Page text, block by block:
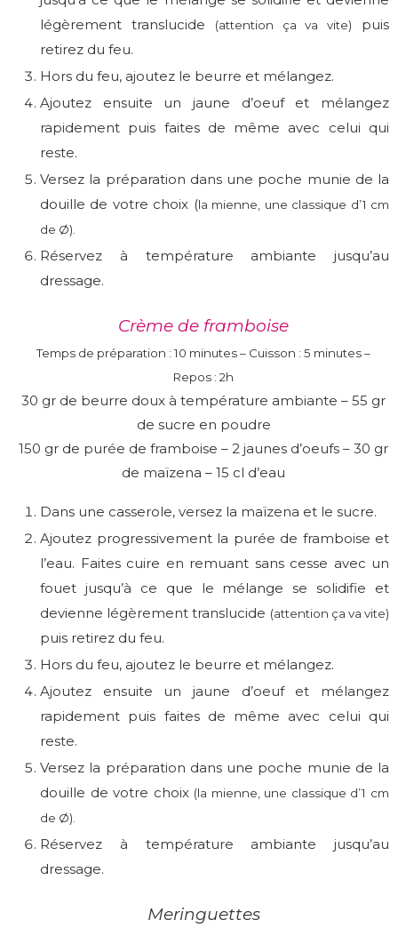
légèrement translucide
(attention ça va vite)
puis
retirez du feu.
Hors du feu, ajoutez le beurre et mélangez.
Ajoutez ensuite un jaune d’oeuf et mélangez
rapidement puis faites de même avec celui qui
reste.
Versez la préparation dans une poche munie de la
douille de votre choix (la mienne, une classique d’1 cm
de Ø).
Réservez à température ambiante jusqu’au
dressage.
Crème de framboise
Temps de préparation : 10 minutes – Cuisson : 5 minutes –
Repos : 2h
30 gr de beurre doux à température ambiante – 55 gr
de sucre en poudre
150 gr de purée de framboise – 2 jaunes d’oeufs – 30 gr
de maïzena – 15 cl d’eau
Dans une casserole, versez la maïzena et le sucre.
Ajoutez progressivement la purée de framboise et
l’eau. Faites cuire en remuant sans cesse avec un
fouet jusqu’à ce que le mélange se solidifie et
devienne légèrement translucide (attention ça va vite)
puis retirez du feu.
Hors du feu, ajoutez le beurre et mélangez.
Ajoutez ensuite un jaune d’oeuf et mélangez
rapidement puis faites de même avec celui qui
reste.
Versez la préparation dans une poche munie de la
douille de votre choix (la mienne, une classique d’1 cm
de Ø).
Réservez à température ambiante jusqu’au
dressage.
Meringuettes